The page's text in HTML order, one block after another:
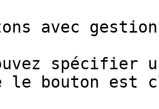
avec
spécifier
le bouton est